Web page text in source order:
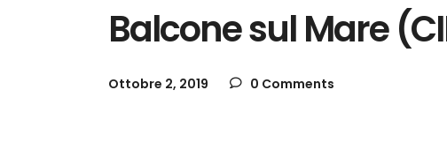
Balcone sul Mare
Ottobre 2, 2019 0 Comments